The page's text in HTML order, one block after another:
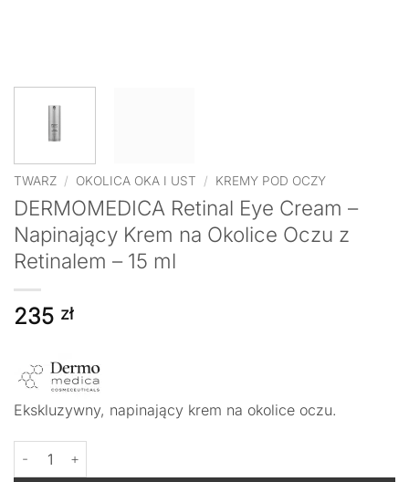
TWARZ / OKOLICA OKA I UST / KREMY POD OCZY
DERMOMEDICA Retinal Eye Cream –
Napinający Krem na Okolice Oczu z
Retinalem – 15 ml
235 zł
Ekskluzywny, napinający krem na okolice oczu.
ilość DERMOMEDICA Retinal Eye Cream - Napinający Krem na